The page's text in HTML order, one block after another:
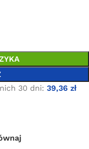
30 dni: 39,36 zł